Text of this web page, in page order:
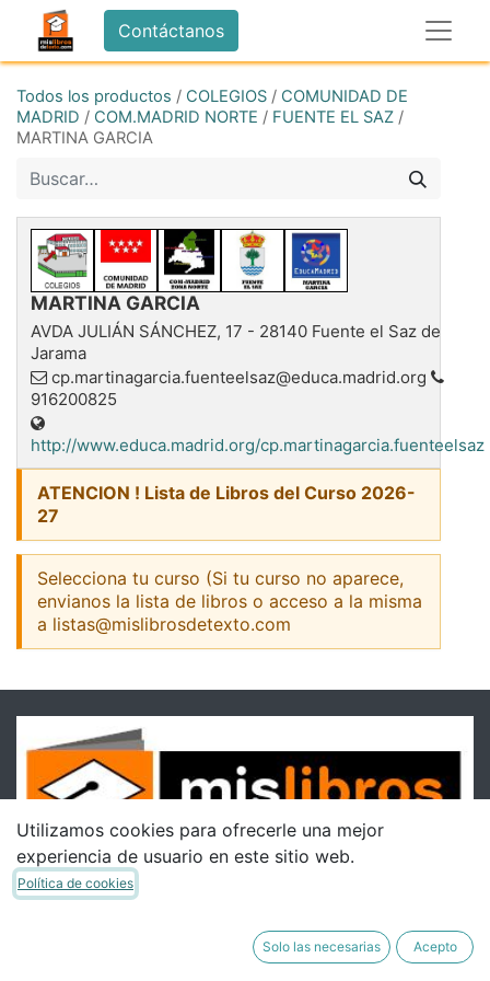
Contáctanos
Todos los productos / COLEGIOS / COMUNIDAD DE
MADRID / COM.MADRID NORTE / FUENTE EL SAZ /
MARTINA GARCIA
MARTINA GARCIA
AVDA JULIÁN SÁNCHEZ, 17 - 28140 Fuente el Saz de
Jarama
cp.martinagarcia.fuenteelsaz@educa.madrid.org
916200825
http://www.educa.madrid.org/cp.martinagarcia.fuenteelsaz
ATENCION ! Lista de Libros del Curso 2026-
27
Selecciona tu curso (Si tu curso no aparece,
envianos la lista de libros o acceso a la misma
a listas@mislibrosdetexto.com
Utilizamos cookies para ofrecerle una mejor
experiencia de usuario en este sitio web.
Política de cookies
Solo las necesarias Acepto